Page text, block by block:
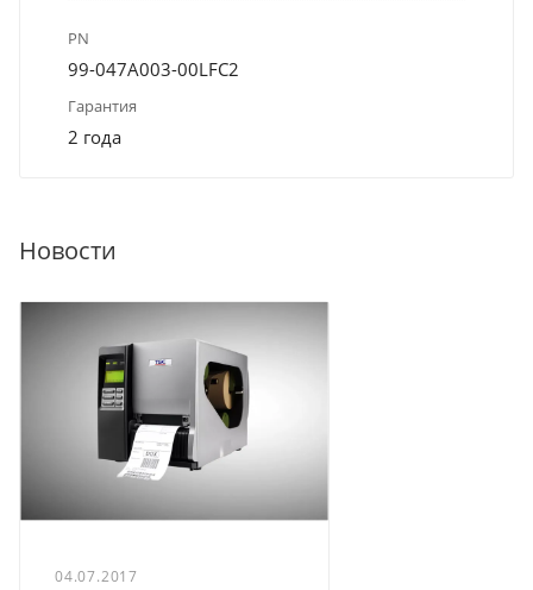
PN
99-047A003-00LFC2
Гарантия
2 года
Новости
04.07.2017